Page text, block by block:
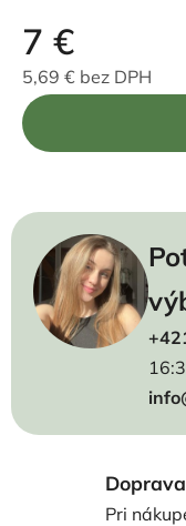
7 €
5,69 € bez DPH
Jednotková cena:
Pri